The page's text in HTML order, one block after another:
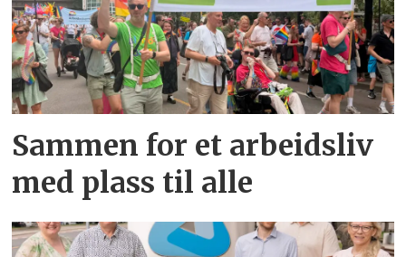
Sammen for et arbeidsliv
med plass til alle